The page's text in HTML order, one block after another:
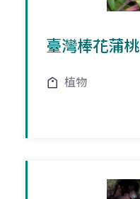
臺灣棒花蒲桃
植物